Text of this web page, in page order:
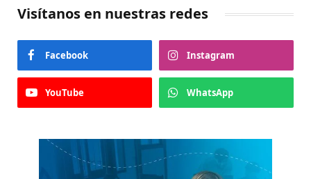
Visítanos en nuestras redes
Facebook Instagram
YouTube WhatsApp